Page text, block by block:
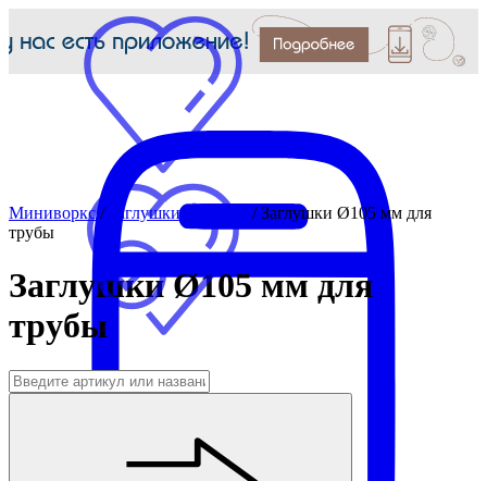
Миниворкс / Заглушки для труб /Заглушки Ø105 мм для
трубы
Заглушки Ø105 мм для
трубы